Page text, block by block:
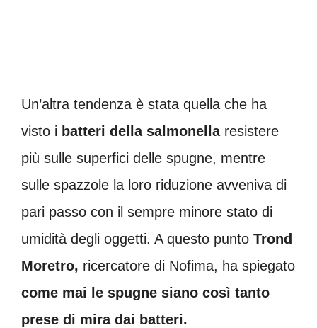
Un’altra tendenza è stata quella che ha
visto i batteri della salmonellaresistere
più sulle superfici delle spugne, mentre
sulle spazzole la loro riduzione avveniva di
pari passo con il sempre minore stato di
umidità degli oggetti. A questo punto Trond
Moretro, ricercatore di Nofima, ha spiegato
come mai le spugne siano così tanto
prese di mira dai batteri.